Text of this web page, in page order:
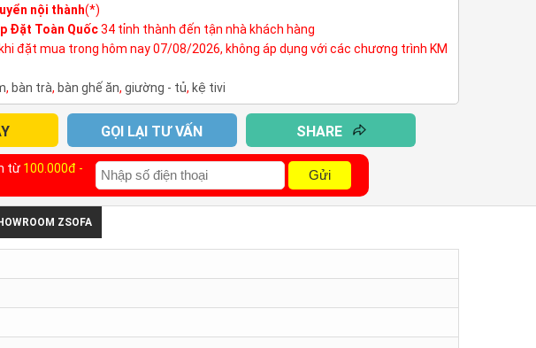
nội thành(*)
Đặt Toàn Quốc34 tỉnh thành đến tận nhà khách hàng
đặt mua trong hôm nay 07/08/2026, không áp dụng với các chương trình KM
, bàn trà, bàn ghế ăn, giường - tủ, kệ tivi
GỌI LẠI TƯ VẤN SHARE
từ 100.000đ -
Gửi
ZSOFA